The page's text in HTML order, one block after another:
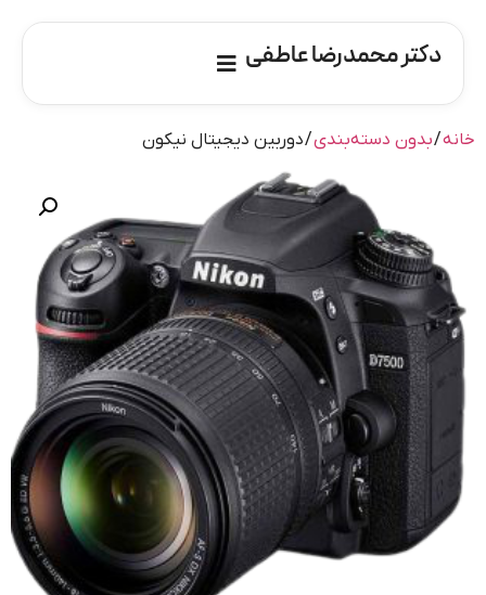
دکتر محمدرضا عاطفی
خانه/بدون دسته‌بندی/ دوربین دیجیتال نیکون